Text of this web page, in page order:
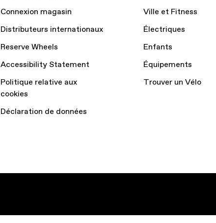
Connexion magasin
Distributeurs internationaux
Reserve Wheels
Accessibility Statement
Politique relative aux
cookies
Déclaration de données
Ville et Fitness
Électriques
Enfants
Équipements
Trouver un Vélo